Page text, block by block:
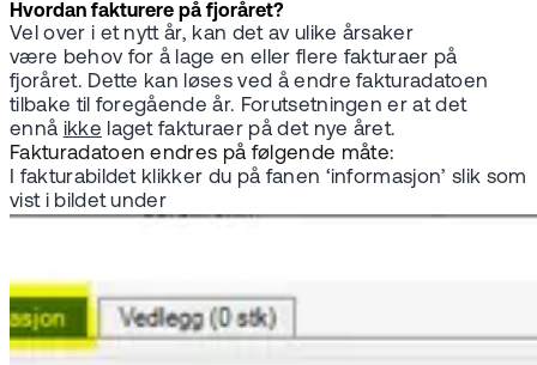
Hvordan fakturere på fjoråret?
Vel over i et nytt år, kan det av ulike årsaker
være behov for å lage en eller flere fakturaer på
fjoråret. Dette kan løses ved å endre fakturadatoen
tilbake til foregående år. Forutsetningen er at det
ennå ikke laget fakturaer på det nye året.
Fakturadatoen endres på følgende måte:
I fakturabildet klikker du på fanen ‘informasjon’ slik som
vist i bildet under